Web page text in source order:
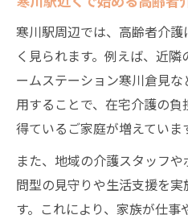
寒川駅周辺では、高齢者介
く見られます。例えば、近
ームステーション寒川倉見
用することで、在宅介護の
得ているご家庭が増えていま
また、地域の介護スタッフ
問型の見守りや生活支援を
す。これにより、家族が仕